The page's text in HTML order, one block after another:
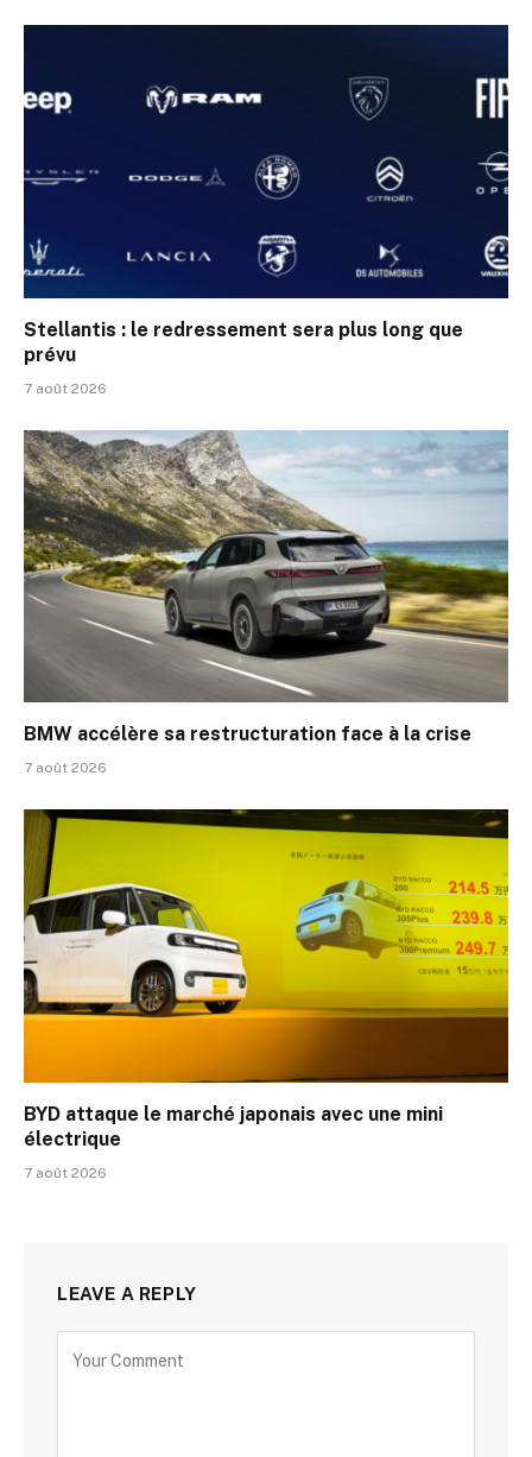
Stellantis : le redressement sera plus long que
prévu
7 août 2026
BMW accélère sa restructuration face à la crise
7 août 2026
BYD attaque le marché japonais avec une mini
électrique
7 août 2026
LEAVE A REPLY